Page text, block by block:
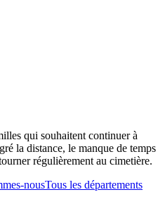
qui souhaitent continuer à
la distance, le manque de temps
régulièrement au cimetière.
nousTous les départements